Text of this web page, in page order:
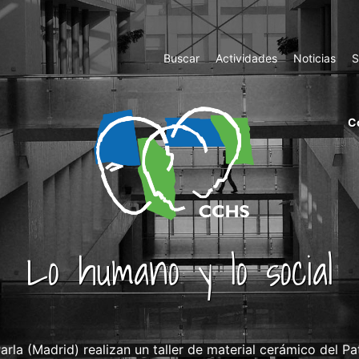
Top
Menu
Buscar Actividades Noticias
Lo humano y lo social
(Madrid) realizan un taller de material cerámico del